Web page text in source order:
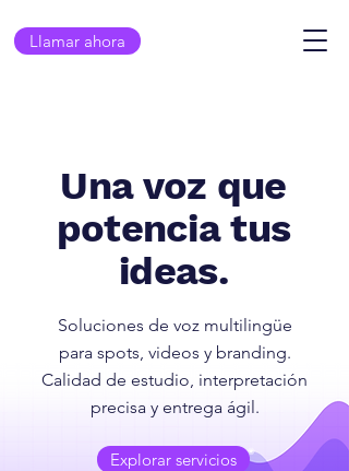
Llamar ahora
Una voz que
potencia tus
ideas.
Explorar servicios
Soluciones de voz multilingüe
para spots, videos y branding.
Calidad de estudio, interpretación
precisa y entrega ágil.